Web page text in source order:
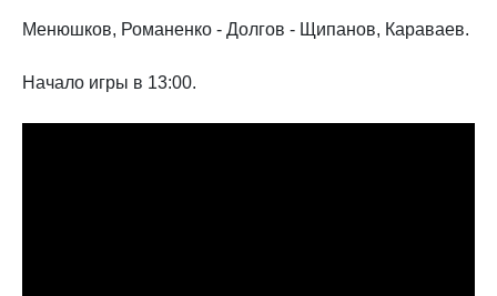
Менюшков, Романенко - Долгов - Щипанов, Караваев.
Начало игры в 13:00.